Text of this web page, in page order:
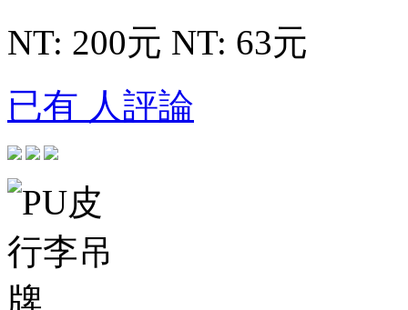
NT: 200元 NT: 63元
已有 人評論